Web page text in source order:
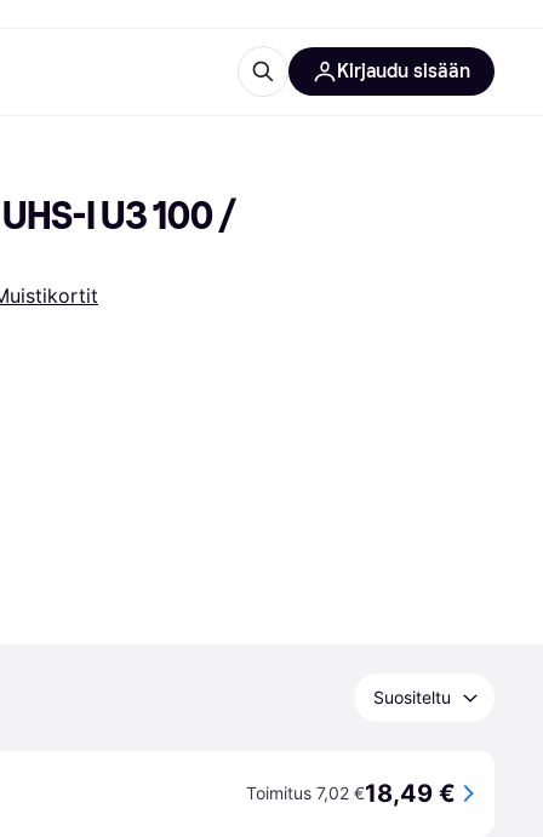
Kirjaudu sisään
I U3 100 /
Suositeltu
Toimitus 7,02 €18,49 €